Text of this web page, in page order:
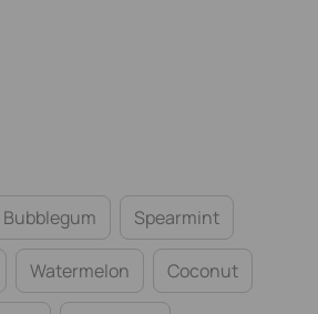
Bubblegum Spearmint
Watermelon Coconut